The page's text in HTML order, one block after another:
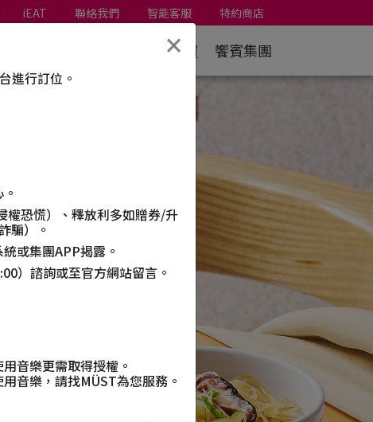
iEAT 聯絡我們 智能客服 特約商店
餐券購買 饗賓集團
×
進行訂位。
權恐慌）、釋放利多如贈券/升
騙）。
或集團APP揭露。
）諮詢或至官方網站留言。
音樂更需取得授權。
音樂，請找MÜST為您服務。